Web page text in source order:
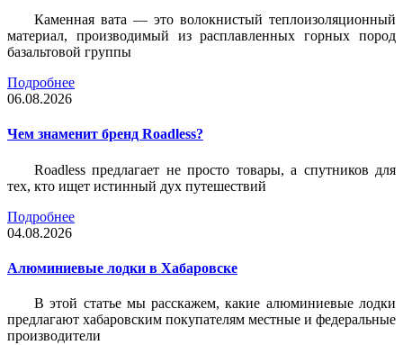
Каменная вата — это волокнистый теплоизоляционный
материал, производимый из расплавленных горных пород
базальтовой группы
Подробнее
06.08.2026
Чем знаменит бренд Roadless?
Roadless предлагает не просто товары, а спутников для
тех, кто ищет истинный дух путешествий
Подробнее
04.08.2026
Алюминиевые лодки в Хабаровске
В этой статье мы расскажем, какие алюминиевые лодки
предлагают хабаровским покупателям местные и федеральные
производители